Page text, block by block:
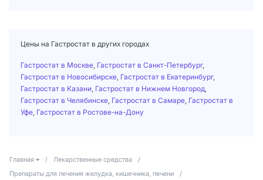
Цены на Гастростат в других городах
Гастростат в Москве Гастростат в Санкт-Петербург,
Гастростат в Новосибирске Гастростат в Екатеринбург,
Гастростат в Казани Гастростат в Нижнем Новгород
Гастростат в Челябинске Гастростат в Самаре Гастростат в
Уфе Гастростат в Ростове-на-Дону
Главная / Лекарственные средства
/
Препараты для лечения желудка, кишечника, печени
/